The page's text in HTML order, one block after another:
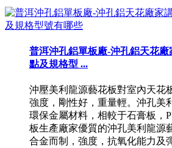
普洱沖孔鋁單板廠-沖孔鋁天花
點及規格型 ...
沖壓美利龍源藝花板對室內天花
強度，剛性好，重量輕。沖孔美
環保金屬材料，相較于石膏板，
板生產廠家優質的沖孔美利龍源
合金而制，強度，抗氧化能力及